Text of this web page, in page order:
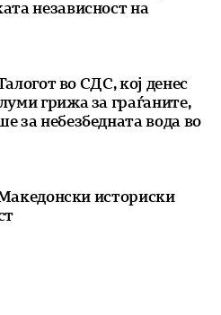
независност на
во СДС, кој денес
грижа за граѓаните,
за небезбедната вода во
историски